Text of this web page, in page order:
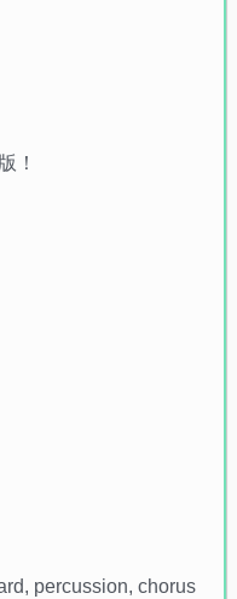
！
percussion, chorus